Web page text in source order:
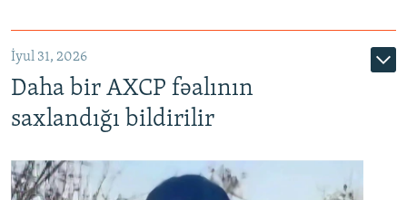
İyul 31, 2026
Daha bir AXCP fəalının
saxlandığı bildirilir